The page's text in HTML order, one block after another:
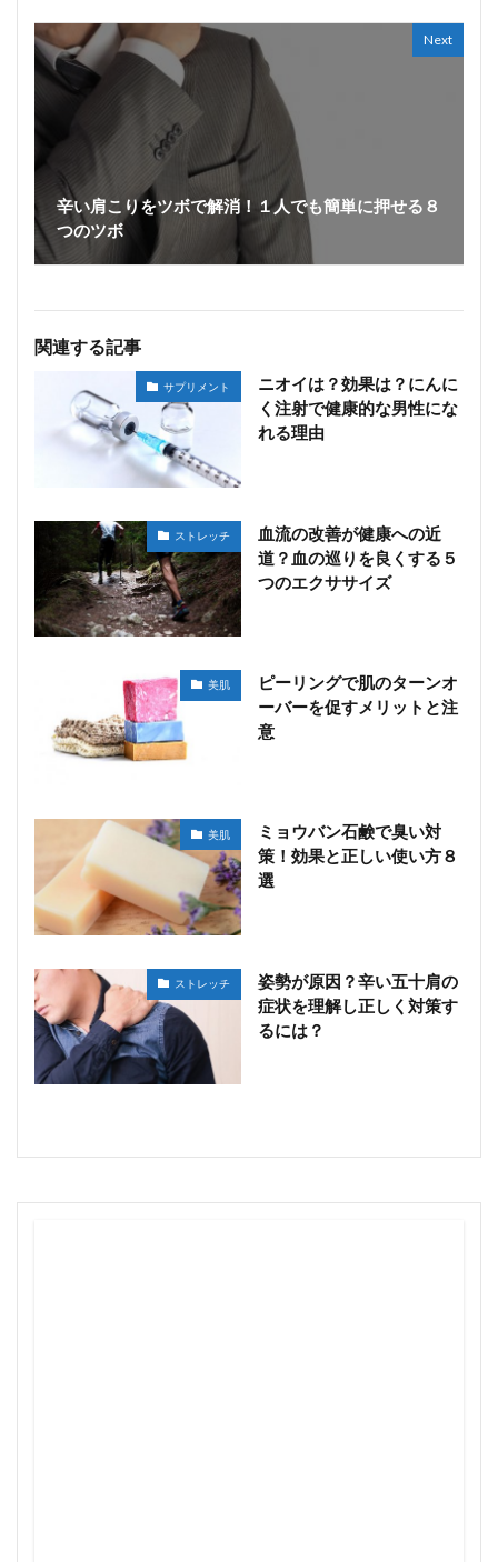
Next
辛い肩こりをツボで解消！１人でも簡単に押せる８
つのツボ
関連する記事
サプリメント
ニオイは？効果は？にんに
く注射で健康的な男性にな
れる理由
ストレッチ
血流の改善が健康への近
道？血の巡りを良くする５
つのエクササイズ
美肌
ピーリングで肌のターンオ
ーバーを促すメリットと注
意
美肌
ミョウバン石鹸で臭い対
策！効果と正しい使い方８
選
ストレッチ
姿勢が原因？辛い五十肩の
症状を理解し正しく対策す
るには？